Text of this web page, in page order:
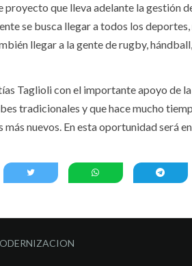
que lleva adelante la gestión
se busca llegar a todos los
llegar a la gente de rugby,
Taglioli con el importante apoyo de la
tradicionales y que hace mucho
nuevos. En esta oportunidad será